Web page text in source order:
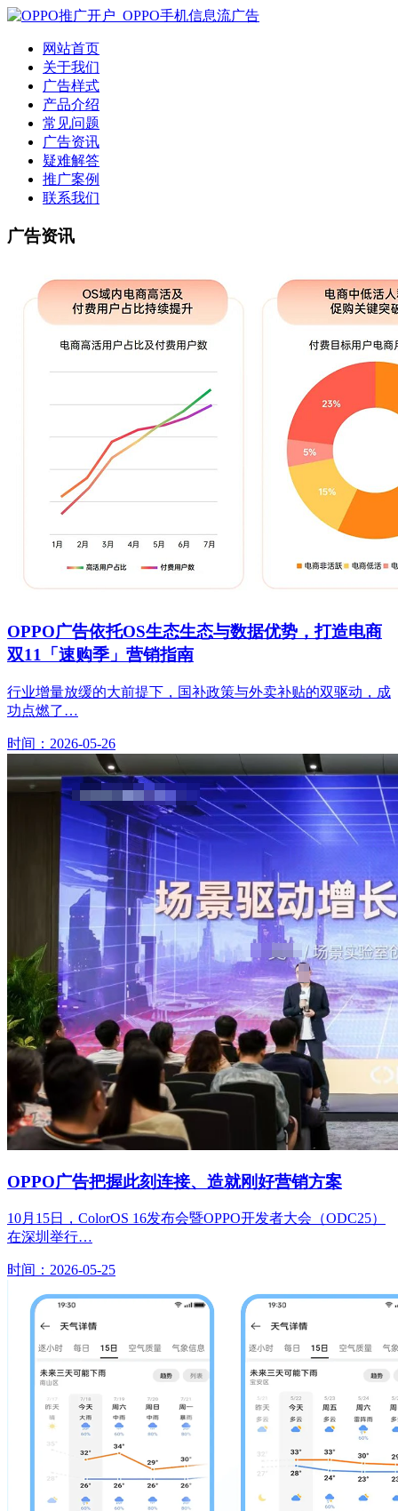
网站首页
关于我们
广告样式
产品介绍
常见问题
广告资讯
疑难解答
推广案例
联系我们
广告资讯
广告资讯|OPPO广告投放
OPPO广告依托OS生态生态与数据优势，打造电商
双11「速购季」营销指南
行业增量放缓的大前提下，国补政策与外卖补贴的双驱动，成
功点燃了…
时间：2026-05-26
OPPO广告把握此刻连接、造就刚好营销方案
10月15日，ColorOS 16发布会暨OPPO开发者大会（ODC25）
在深圳举行…
时间：2026-05-25